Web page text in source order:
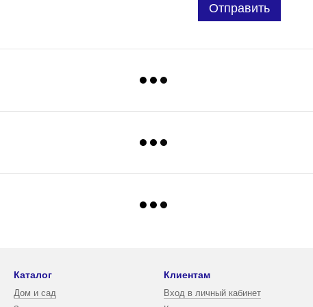
Отправить
Каталог
Дом и сад
Клиентам
Вход в личный кабинет